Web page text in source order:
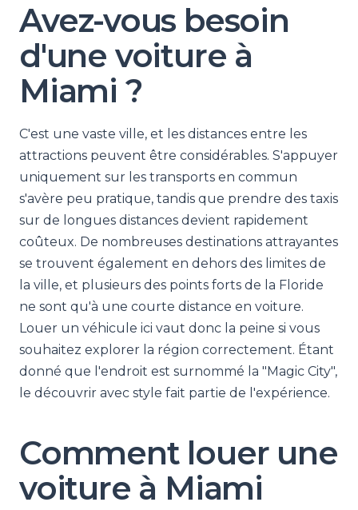
Avez-vous besoin
d'une voiture à
Miami ?
C'est une vaste ville, et les distances entre les
attractions peuvent être considérables. S'appuyer
uniquement sur les transports en commun
s'avère peu pratique, tandis que prendre des taxis
sur de longues distances devient rapidement
coûteux. De nombreuses destinations attrayantes
se trouvent également en dehors des limites de
la ville, et plusieurs des points forts de la Floride
ne sont qu'à une courte distance en voiture.
Louer un véhicule ici vaut donc la peine si vous
souhaitez explorer la région correctement. Étant
donné que l'endroit est surnommé la "Magic City",
le découvrir avec style fait partie de l'expérience.
Comment louer une
voiture à Miami